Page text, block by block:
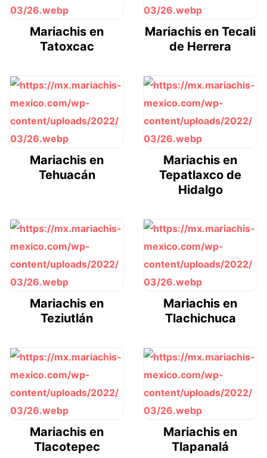
Mariachis en
Tatoxcac
Mariachis en Tecali
de Herrera
Mariachis en
Tehuacán
Mariachis en
Tepatlaxco de
Hidalgo
Mariachis en
Teziutlán
Mariachis en
Tlachichuca
Mariachis en
Tlacotepec
Mariachis en
Tlapanalá